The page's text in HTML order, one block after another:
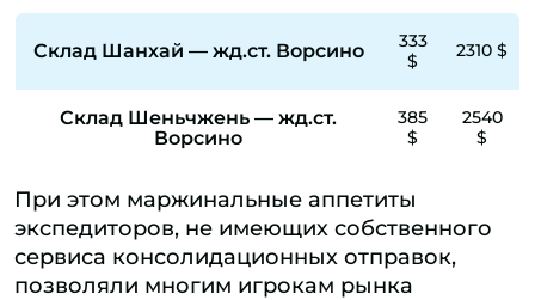
Склад Шанхай — жд.ст. Ворсино
333
$
2310 $
Склад Шеньчжень — жд.ст.
Ворсино
385
$
2540
$
При этом маржинальные аппетиты
экспедиторов, не имеющих собственного
сервиса консолидационных отправок,
позволяли многим игрокам рынка